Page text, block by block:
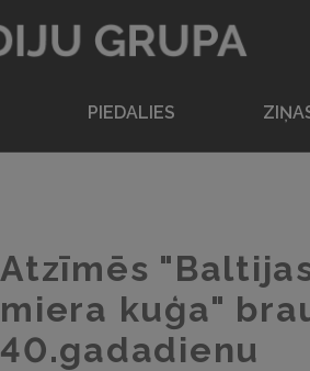
PIEDALIES
Atzīmēs
miera kuģa"
40.gadadienu